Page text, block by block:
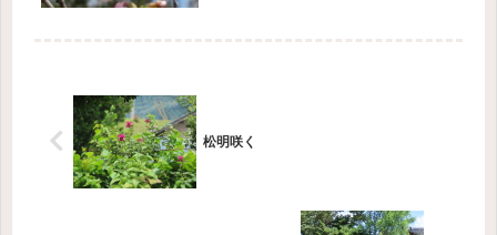
松明咲く